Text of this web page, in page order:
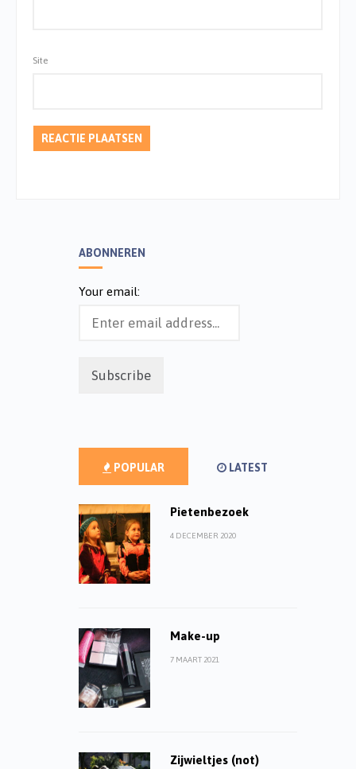
Site
ABONNEREN
Your email:
POPULAR LATEST
Pietenbezoek
4 DECEMBER 2020
Make-up
7 MAART 2021
Zijwieltjes (not)